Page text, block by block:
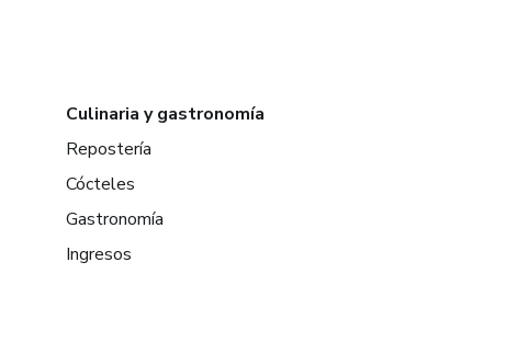
Culinaria y gastronomía
Repostería
Cócteles
Gastronomía
Ingresos